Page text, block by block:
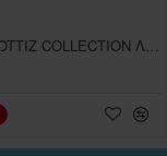
BRAINROTTIZ COLLECTION ΛΟΥΤΡΙΝΟ ΜΕ ΗΧΟΥΣ